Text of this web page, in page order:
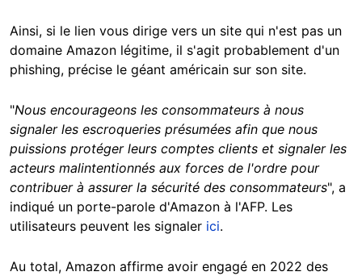
Ainsi, si le lien vous dirige vers un site qui n'est pas un
domaine Amazon légitime, il s'agit probablement d'un
phishing, précise le géant américain sur son site.
"Nous encourageons les consommateurs à nous
signaler les escroqueries présumées afin que nous
puissions protéger leurs comptes clients et signaler les
acteurs malintentionnés aux forces de l'ordre pour
contribuer à assurer la sécurité des consommateurs", a
indiqué un porte-parole d'Amazon à l'AFP. Les
utilisateurs peuvent les signaler ici.
Au total, Amazon affirme avoir engagé en 2022 des